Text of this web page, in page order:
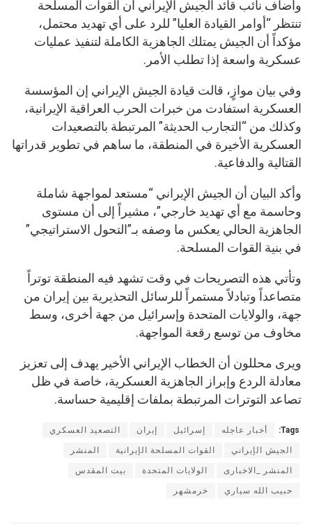
وأضاف نائب قائد الجيش الإيراني أن القوات المسلحة
تنتظر “أوامر القيادة العليا” للرد على أي تهديد محتمل،
مؤكداً أن الجيش يمتلك الجاهزية الكاملة لتنفيذ عمليات
عسكرية واسعة إذا تطلب الأمر.
وفي بيان موازٍ، قالت قيادة الجيش الإيراني إن المؤسسة
العسكرية استفادت من خبرات الحرب العراقية الإيرانية،
وكذلك من “التجارب الحديثة” المرتبطة بالتصعيدات
العسكرية الأخيرة في المنطقة، ما ساهم في تطوير قدراتها
القتالية والدفاعية.
وأكد البيان أن الجيش الإيراني “مستعد لمواجهة شاملة
وحاسمة مع أي تهديد خارجي”، مشيراً إلى أن مستوى
الجاهزية الحالي يعكس ما وصفه بـ”التحول الاستراتيجي”
في بنية القوات المسلحة.
وتأتي هذه التصريحات في وقت تشهد فيه المنطقة توتراً
متصاعداً وتبادلاً مستمراً للرسائل التحذيرية بين إيران من
جهة، والولايات المتحدة وإسرائيل من جهة أخرى، وسط
مخاوف من توسع رقعة المواجهة.
ويرى محللون أن الخطاب الإيراني الأخير يهدف إلى تعزيز
معادلة الردع وإبراز الجاهزية العسكرية، خاصة في ظل
تصاعد التوترات المرتبطة بملفات إقليمية حساسة.
Tags: أخبار عاجله إسرائيل إيران التصعيد العسكري
الجيش الإيراني القوات المسلحة الإيرانية المنشر
المنشر _الاخبارى الولايات المتحدة بيت المقدس
حبيب الله سياري خرمشهر